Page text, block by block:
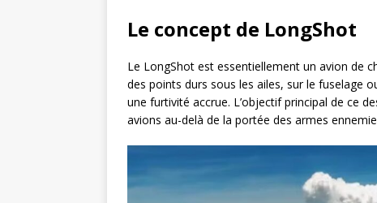
Le concept de LongShot
Le LongShot est essentiellement un avion de
des points durs sous les ailes, sur le fuselage
une furtivité accrue. L’objectif principal de ce
avions au-delà de la portée des armes